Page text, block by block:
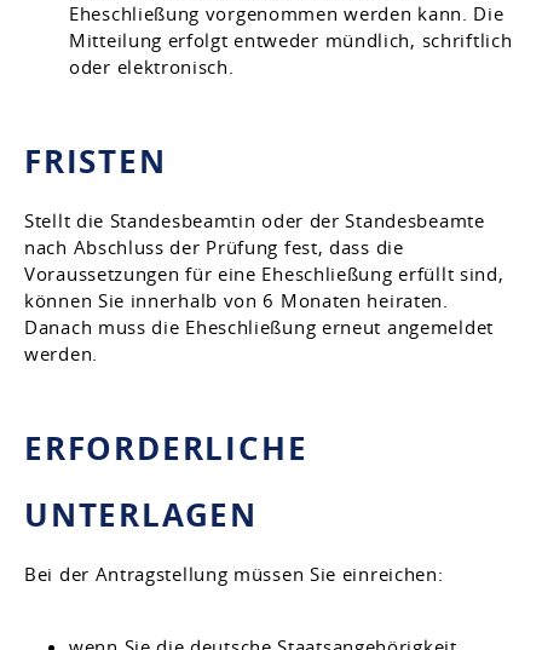
Eheschließung vorgenommen werden kann. Die
Mitteilung erfolgt entweder mündlich, schriftlich
oder elektronisch.
FRISTEN
Stellt die Standesbeamtin oder der Standesbeamte
nach Abschluss der Prüfung fest, dass die
Voraussetzungen für eine Eheschließung erfüllt sind,
können Sie innerhalb von 6 Monaten heiraten.
Danach muss die Eheschließung erneut angemeldet
werden.
ERFORDERLICHE
UNTERLAGEN
Bei der Antragstellung müssen Sie einreichen: